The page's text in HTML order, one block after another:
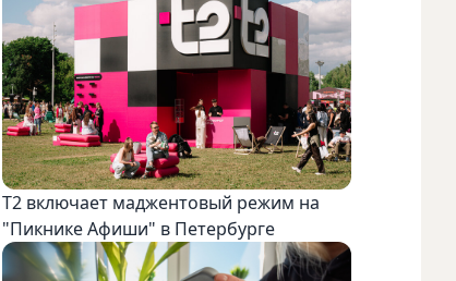
Т2 включает маджентовый режим на
"Пикнике Афиши" в Петербурге